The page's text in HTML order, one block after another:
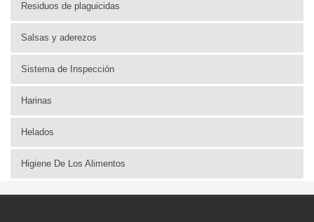
Residuos de plaguicidas
Salsas y aderezos
Sistema de Inspección
Harinas
Helados
Higiene De Los Alimentos